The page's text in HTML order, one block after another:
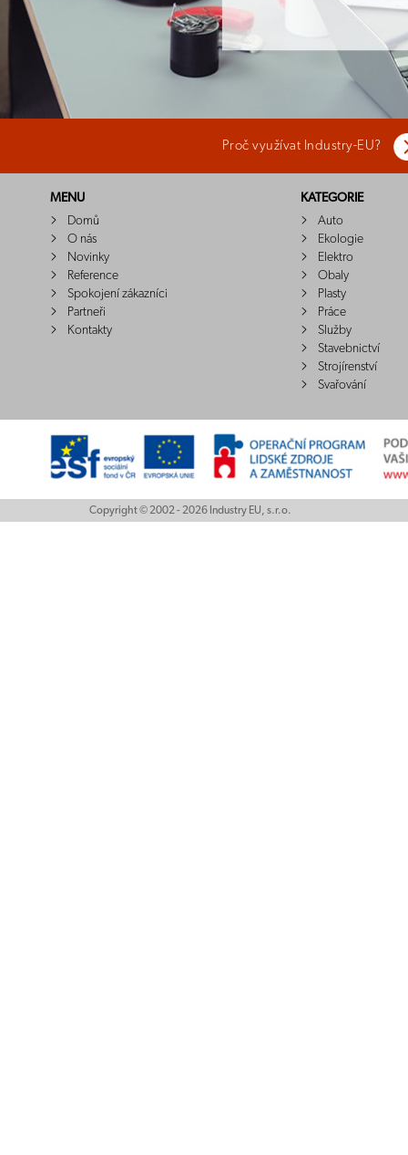
Proč využívat Industry-EU?
MENU
Domů
O nás
Novinky
Reference
Spokojení zákazníci
Partneři
Kontakty
KATEGORIE
Auto
Ekologie
Elektro
Obaly
Plasty
Práce
Služby
Stavebnictví
Strojírenství
Svařování
Copyright © 2002 - 2026 Industry EU, s.r.o.